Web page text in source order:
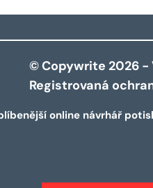
© Copywrite 2026 -
Registrovaná
online návrhář